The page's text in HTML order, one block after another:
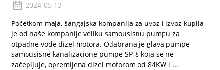
2024-05-13
Početkom maja, šangajska kompanija za uvoz i izvoz kupila
je od naše kompanije veliku samousisnu pumpu za
otpadne vode dizel motora. Odabrana je glava pumpe
samousisne kanalizacione pumpe SP-8 koja se ne
začepljuje, opremljena dizel motorom od 84KW i ...